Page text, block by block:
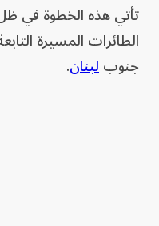
تأتي هذه الخطوة في
الطائرات المسيرة
جنوبلبنان.